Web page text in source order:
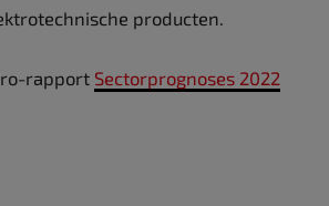
producten.
rapport Sectorprognoses 2022